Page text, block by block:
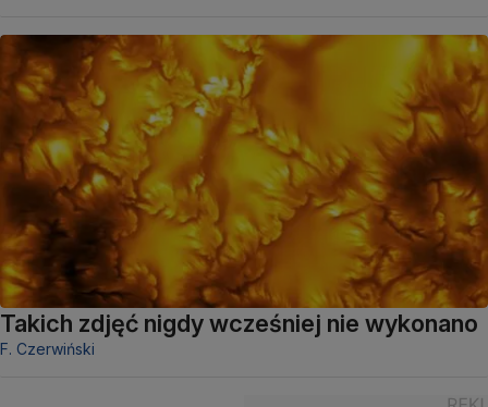
Takich zdjęć nigdy wcześniej nie wykonano
F. Czerwiński